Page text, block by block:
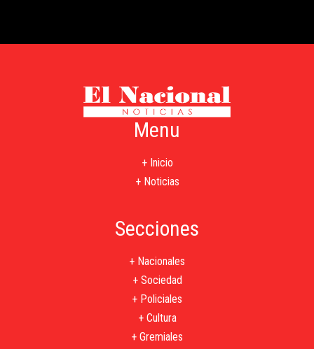
Menu
+ Inicio
+ Noticias
Secciones
+ Nacionales
+ Sociedad
+ Policiales
+ Cultura
+ Gremiales